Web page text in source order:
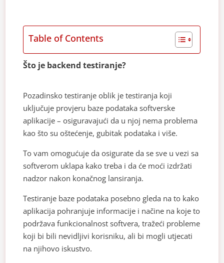
Table of Contents
Što je backend testiranje?
Pozadinsko testiranje oblik je testiranja koji
uključuje provjeru baze podataka softverske
aplikacije – osiguravajući da u njoj nema problema
kao što su oštećenje, gubitak podataka i više.
To vam omogućuje da osigurate da se sve u vezi sa
softverom uklapa kako treba i da će moći izdržati
nadzor nakon konačnog lansiranja.
Testiranje baze podataka posebno gleda na to kako
aplikacija pohranjuje informacije i načine na koje to
podržava funkcionalnost softvera, tražeći probleme
koji bi bili nevidljivi korisniku, ali bi mogli utjecati
na njihovo iskustvo.